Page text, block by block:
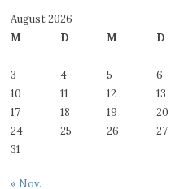
August 2026
M
D M D
3
4 5 6
10
11 12 13
17
18 19 20
24
25 26 27
31
« Nov.